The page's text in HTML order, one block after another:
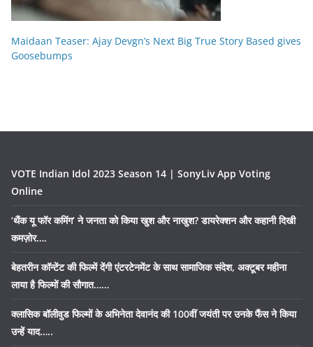
Maidaan Teaser: Ajay Devgn’s Next Big True Story Based gives
Goosebumps
VOTE Indian Idol 2023 Season 14 | SonyLiv App Voting
Online
‘थैंक यू फॉर कमिंग’ ने जनता को किया खुश और नाखुश? डायरेक्शन और कहानी दिखी
कमज़ोर….
बेहतरीन कॉन्टेंट की फिल्में देंगी एंटरटेनमेंट के साथ सामाजिक संदेश, अक्टूबर महीना
लाया है फिल्मों की सौगात……
क्लासिक बॉलीवुड फिल्मों के अभिनेता देवानंद की 100वीं जयंती पर उनके फैंस ने किया
उन्हें याद…..